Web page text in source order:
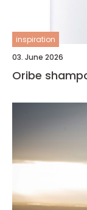
inspiration
03. June 2026